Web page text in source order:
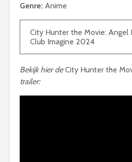
Genre: Anime
City Hunter the Movie: Angel
Club Imagine 2024
Bekijk hier deCity Hunter the
trailer: